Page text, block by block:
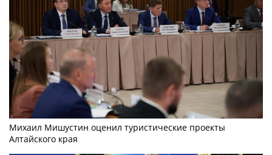
Михаил Мишустин оценил туристические проекты
Алтайского края